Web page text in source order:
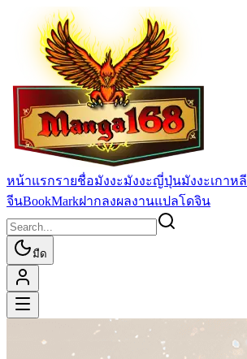
หน้าแรกรายชื่อมังงะมังงะญี่ปุ่นมังงะเกาหลี
จีนBookMarkฝากลงผลงานแปลโดจิน
มืด